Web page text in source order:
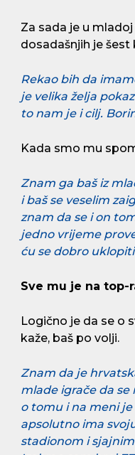
Za sada je u
dosadašnjih je
Rekao bih da
je velika želja
to nam je i cilj.
Kada smo mu
Znam ga baš iz
i baš se veselim
znam da se i on
jedno vrijeme
ću se dobro
Sve mu je na top-
Logično je da se o
kaže, baš po volji.
Znam da je
mlade igrače da se
o tomu i na meni
apsolutno ima
stadionom i